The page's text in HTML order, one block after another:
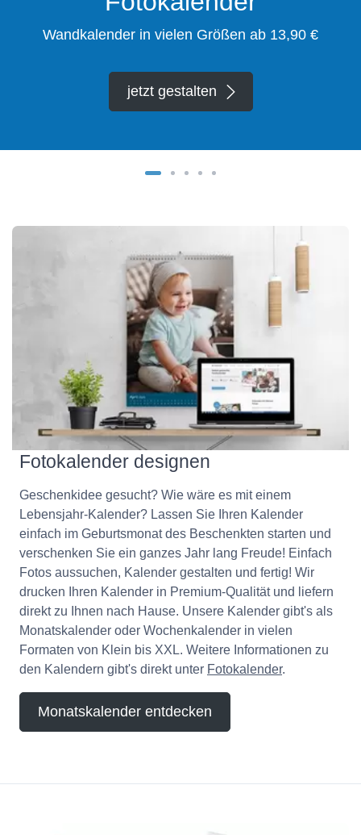
Wandkalender in vielen Größen ab 13,90 €
jetzt gestalten
Fotokalender designen
Geschenkidee gesucht? Wie wäre es mit einem
Lebensjahr-Kalender? Lassen Sie Ihren Kalender
einfach im Geburtsmonat des Beschenkten starten und
verschenken Sie ein ganzes Jahr lang Freude! Einfach
Fotos aussuchen, Kalender gestalten und fertig! Wir
drucken Ihren Kalender in Premium-Qualität und liefern
direkt zu Ihnen nach Hause. Unsere Kalender gibt's als
Monatskalender oder Wochenkalender in vielen
Formaten von Klein bis XXL. Weitere Informationen zu
den Kalendern gibt's direkt unter Fotokalender.
Monatskalender entdecken